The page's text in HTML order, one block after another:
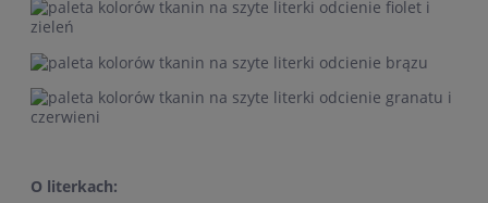
O literkach: